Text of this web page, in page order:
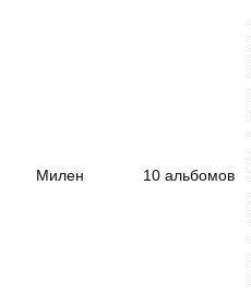
Милен 10 альбомов